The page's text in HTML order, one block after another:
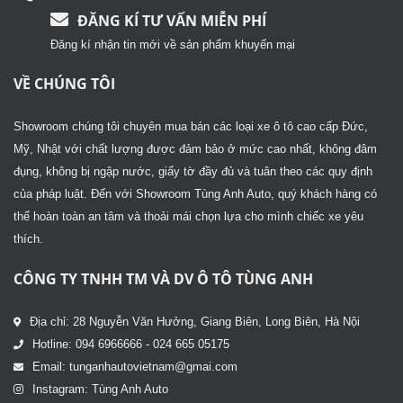
ĐĂNG KÍ TƯ VẤN MIỄN PHÍ
Đăng kí nhận tin mới về sản phẩm khuyến mại
VỀ CHÚNG TÔI
Showroom chúng tôi chuyên mua bán các loại xe ô tô cao cấp Đức,
Mỹ, Nhật với chất lượng được đảm bảo ở mức cao nhất, không đâm
đụng, không bị ngập nước, giấy tờ đầy đủ và tuân theo các quy định
của pháp luật. Đến với Showroom Tùng Anh Auto, quý khách hàng có
thể hoàn toàn an tâm và thoải mái chọn lựa cho mình chiếc xe yêu
thích.
CÔNG TY TNHH TM VÀ DV Ô TÔ TÙNG ANH
Địa chỉ: 28 Nguyễn Văn Hưởng, Giang Biên, Long Biên, Hà Nội
Hotline: 094 6966666 - 024 665 05175
Email: tunganhautovietnam@gmai.com
Instagram: Tùng Anh Auto